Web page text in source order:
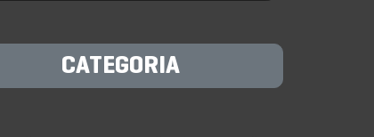
CATEGORIA